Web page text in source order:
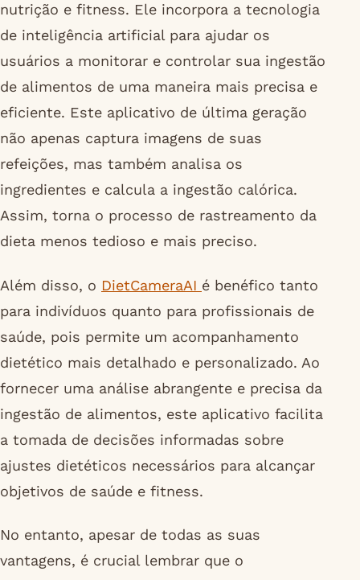
nutrição e fitness. Ele incorpora a tecnologia
de inteligência artificial para ajudar os
usuários a monitorar e controlar sua ingestão
de alimentos de uma maneira mais precisa e
eficiente. Este aplicativo de última geração
não apenas captura imagens de suas
refeições, mas também analisa os
ingredientes e calcula a ingestão calórica.
Assim, torna o processo de rastreamento da
dieta menos tedioso e mais preciso.
Além disso, o DietCameraAI é benéfico tanto
para indivíduos quanto para profissionais de
saúde, pois permite um acompanhamento
dietético mais detalhado e personalizado. Ao
fornecer uma análise abrangente e precisa da
ingestão de alimentos, este aplicativo facilita
a tomada de decisões informadas sobre
ajustes dietéticos necessários para alcançar
objetivos de saúde e fitness.
No entanto, apesar de todas as suas
vantagens, é crucial lembrar que o